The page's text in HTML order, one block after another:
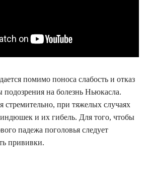
помимо поноса слабость и отказ
на болезнь Ньюкасла.
стремительно, при тяжелых случаях
индюшек и их гибель. Для того, чтобы
падежа поголовья следует
прививки.